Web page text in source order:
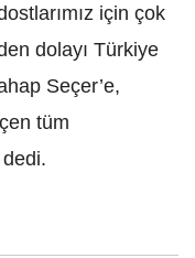
için çok
dolayı Türkiye
Seçer’e,
tüm